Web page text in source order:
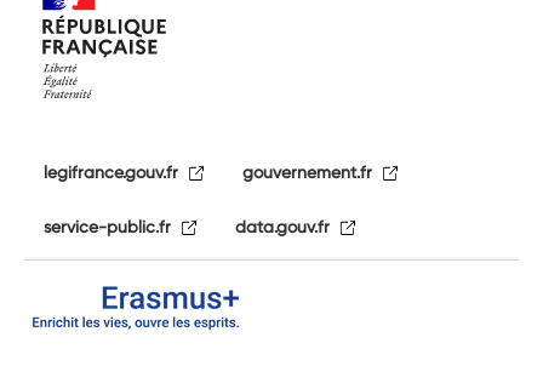
legifrance.gouv.fr gouvernement.fr
service-public.fr data.gouv.fr